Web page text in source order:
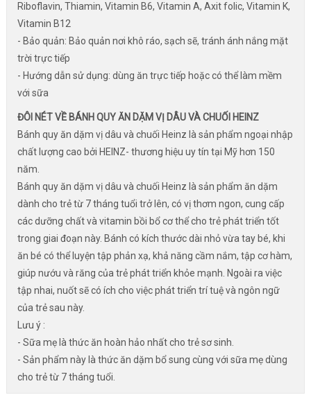
Riboflavin, Thiamin, Vitamin B6, Vitamin A, Axit folic, Vitamin K,
Vitamin B12
- Bảo quản: Bảo quản nơi khô ráo, sạch sẽ, tránh ánh nắng mặt
trời trực tiếp
- Hướng dẫn sử dụng: dùng ăn trực tiếp hoặc có thể làm mềm
với sữa
ĐÔI NÉT VỀ BÁNH QUY ĂN DẶM VỊ DÂU VÀ CHUỐI HEINZ
Bánh quy ăn dặm vị dâu và chuối Heinz là sản phẩm ngoại nhập
chất lượng cao bởi HEINZ- thương hiệu uy tín tại Mỹ hơn 150
năm.
Bánh quy ăn dặm vị dâu và chuối Heinz là sản phẩm ăn dặm
dành cho trẻ từ 7 tháng tuổi trở lên, có vị thơm ngon, cung cấp
các dưỡng chất và vitamin bồi bổ cơ thể cho trẻ phát triển tốt
trong giai đoạn này. Bánh có kích thước dài nhỏ vừa tay bé, khi
ăn bé có thể luyện tập phản xạ, khả năng cầm nắm, tập cơ hàm,
giúp nướu và răng của trẻ phát triển khỏe mạnh. Ngoài ra việc
tập nhai, nuốt sẽ có ích cho việc phát triển trí tuệ và ngôn ngữ
của trẻ sau này.
Lưu ý :
- Sữa mẹ là thức ăn hoàn hảo nhất cho trẻ sơ sinh.
- Sản phẩm này là thức ăn dặm bổ sung cùng với sữa mẹ dùng
cho trẻ từ 7 tháng tuổi.